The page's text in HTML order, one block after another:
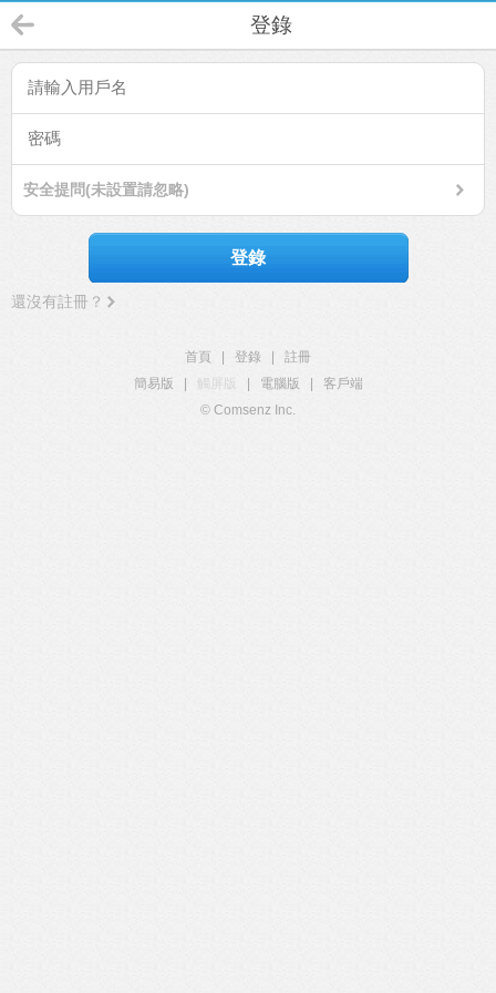
登錄
安全提問(未設置請忽略)
登錄
還沒有註冊？
首頁 登錄
註冊
簡易版
觸屏版 電腦版
客戶端
© Comsenz Inc.